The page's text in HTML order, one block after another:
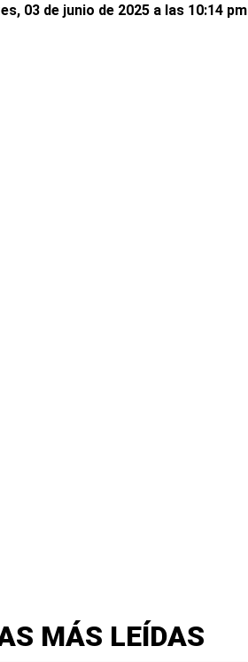
03 de junio de 2025 a las 10:14 pm
MÁS LEÍDAS